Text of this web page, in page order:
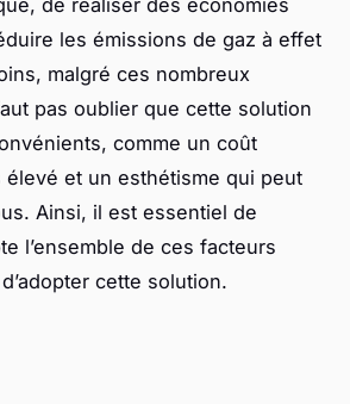
les émissions de gaz à effet
malgré ces nombreux
pas oublier que cette solution
comme un coût
élevé et un esthétisme qui peut
Ainsi, il est essentiel de
l’ensemble de ces facteurs
cette solution.